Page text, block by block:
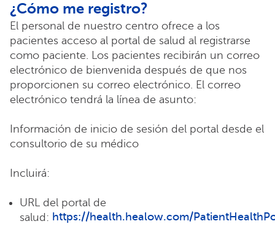
¿Cómo me registro?
El personal de nuestro centro ofrece a los
pacientes acceso al portal de salud al registrarse
como paciente. Los pacientes recibirán un correo
electrónico de bienvenida después de que nos
proporcionen su correo electrónico. El correo
electrónico tendrá la línea de asunto:
Información de inicio de sesión del portal desde el
consultorio de su médico
Incluirá:
URL del portal de
salud: https://health.healow.com/